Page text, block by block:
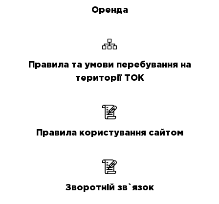
Оренда
Правила та умови перебування на
території ТОК
Правила користування сайтом
Зворотній зв`язок